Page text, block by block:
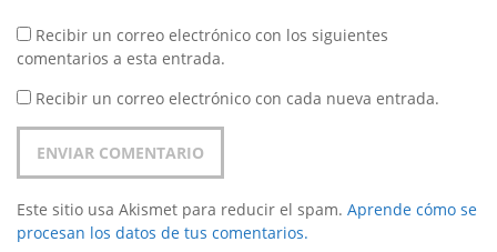
Recibir un correo electrónico con los siguientes
comentarios a esta entrada.
Recibir un correo electrónico con cada nueva entrada.
Este sitio usa Akismet para reducir el spam. Aprende cómo se
procesan los datos de tus comentarios.